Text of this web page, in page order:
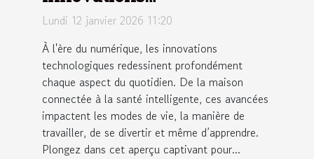
technologiques
transforment-elles notre
quotidien ?
Lundi 12 janvier 2026 11:20
À l'ère du numérique, les innovations
technologiques redessinent profondément
chaque aspect du quotidien. De la maison
connectée à la santé intelligente, ces avancées
impactent les modes de vie, la manière de
travailler, de se divertir et même d’apprendre.
Plongez dans cet aperçu captivant pour...